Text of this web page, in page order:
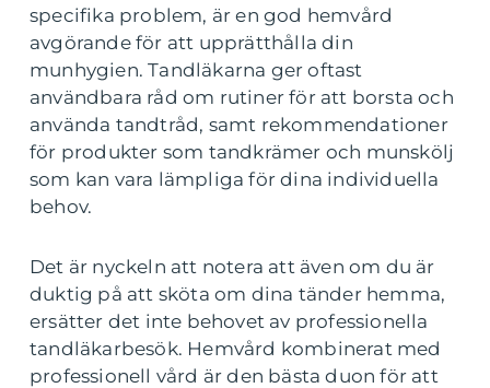
specifika problem, är en god hemvård
avgörande för att upprätthålla din
munhygien. Tandläkarna ger oftast
användbara råd om rutiner för att borsta och
använda tandtråd, samt rekommendationer
för produkter som tandkrämer och munskölj
som kan vara lämpliga för dina individuella
behov.
Det är nyckeln att notera att även om du är
duktig på att sköta om dina tänder hemma,
ersätter det inte behovet av professionella
tandläkarbesök. Hemvård kombinerat med
professionell vård är den bästa duon för att